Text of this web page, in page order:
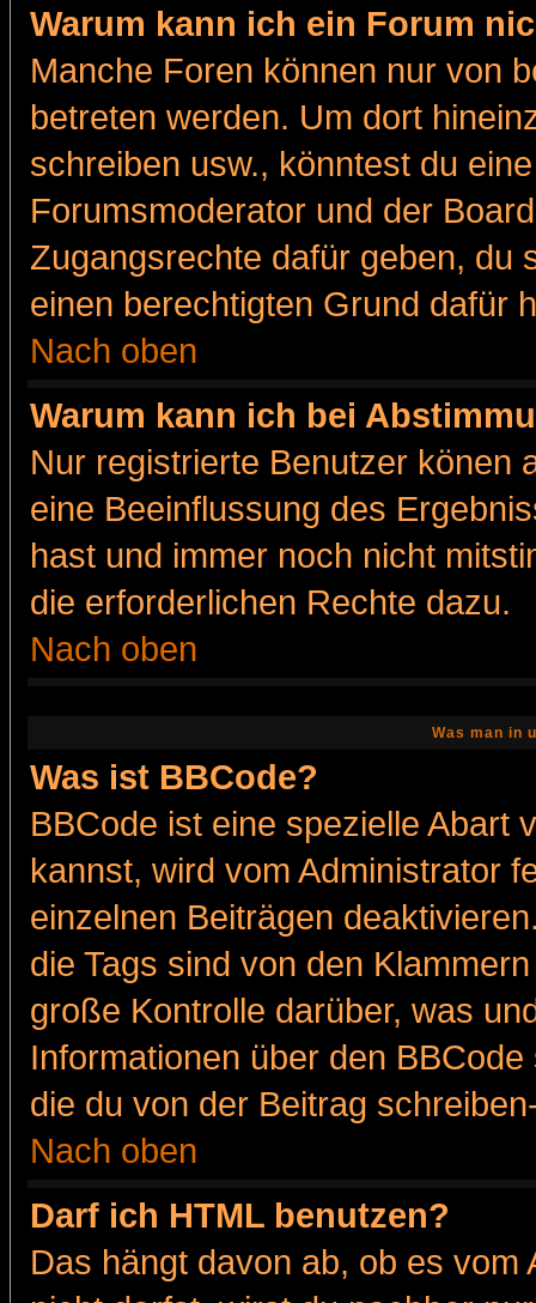
Warum kann ich ein Forum
Manche Foren können nur von
betreten werden. Um dort
schreiben usw., könntest du
Forumsmoderator und der
Zugangsrechte dafür geben, du
einen berechtigten Grund dafür
Nach oben
Warum kann ich bei
Nur registrierte Benutzer könen
eine Beeinflussung des
hast und immer noch nicht
die erforderlichen Rechte dazu.
Nach oben
Was man in
Was ist BBCode?
BBCode ist eine spezielle Abart
kannst, wird vom Administrator
einzelnen Beiträgen
die Tags sind von den
große Kontrolle darüber, was
Informationen über den
die du von der Beitrag
Nach oben
Darf ich HTML benutzen?
Das hängt davon ab, ob es